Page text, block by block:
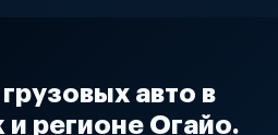
авто в
и регионе Огайо.